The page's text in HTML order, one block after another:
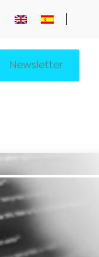
Newsletter